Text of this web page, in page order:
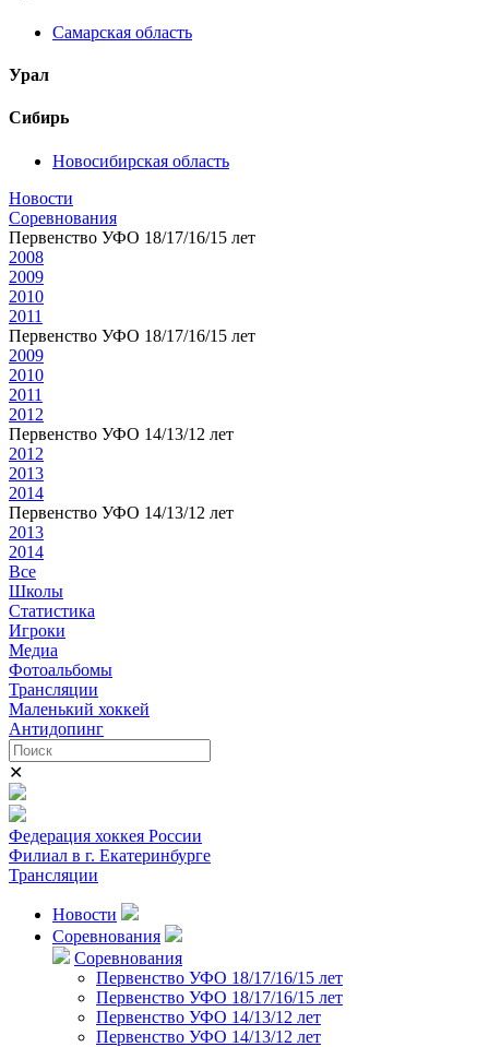
Самарская область
Урал
Сибирь
Новосибирская область
Новости
Соревнования
Первенство УФО 18/17/16/15 лет
2008
2009
2010
2011
Первенство УФО 18/17/16/15 лет
2009
2010
2011
2012
Первенство УФО 14/13/12 лет
2012
2013
2014
Первенство УФО 14/13/12 лет
2013
2014
Все
Школы
Статистика
Игроки
Медиа
Фотоальбомы
Трансляции
Маленький хоккей
Антидопинг
✕
Федерация хоккея России
Филиал в г. Екатеринбурге
Трансляции
Новости
Соревнования
Соревнования
Первенство УФО 18/17/16/15 лет
Первенство УФО 18/17/16/15 лет
Первенство УФО 14/13/12 лет
Первенство УФО 14/13/12 лет